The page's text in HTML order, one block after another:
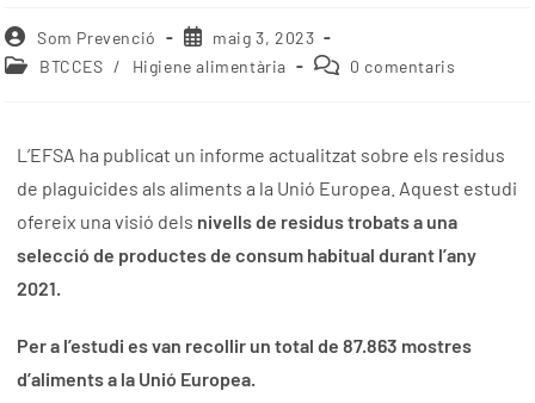
Som Prevenció
maig 3, 2023
BTCCES / Higiene alimentària 0 comentaris
L’EFSA ha publicat un informe actualitzat sobre els residus
de plaguicides als aliments a la Unió Europea. Aquest estudi
ofereix una visió dels nivells de residus trobats a una
selecció de productes de consum habitual durant l’any
2021.
Per a l’estudi es van recollir un total de 87.863 mostres
d’aliments a la Unió Europea.